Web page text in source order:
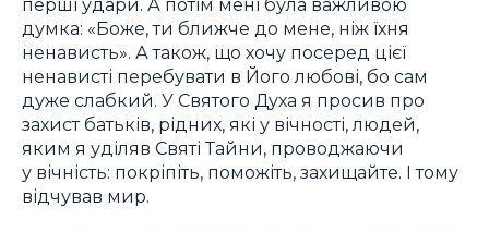
думка: «Боже, ти ближче до мене, ніж їхня
ненависть». А також, що хочу посеред цієї
ненависті перебувати в Його любові, бо сам
дуже слабкий. У Святого Духа я просив про
захист батьків, рідних, які у вічності, людей,
яким я уділяв Святі Тайни, проводжаючи
у вічність: покріпіть, поможіть, захищайте. І тому
відчував мир.